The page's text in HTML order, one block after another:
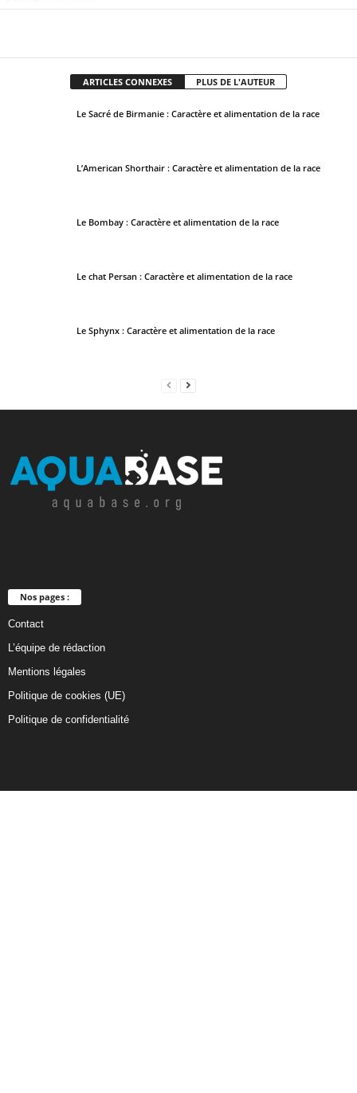
ARTICLES CONNEXES PLUS DE L'AUTEUR
Le Sacré de Birmanie : Caractère et alimentation de la race
L’American Shorthair : Caractère et alimentation de la race
Le Bombay : Caractère et alimentation de la race
Le chat Persan : Caractère et alimentation de la race
Le Sphynx : Caractère et alimentation de la race
Nos pages :
Contact
L’équipe de rédaction
Mentions légales
Politique de cookies (UE)
Politique de confidentialité